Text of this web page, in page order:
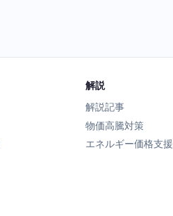
解説
解説記事
物価高騰対策
エネルギー価格支援